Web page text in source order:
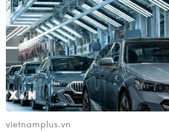
Mỹ can thiệp khẩn cấp,
Israel mở rộng đòn trừng phạt
Hezbollah
07/08/2026 02:31
Nga thông báo tấn công
cứ ngầm của Ukraine
vietnamplus.vn